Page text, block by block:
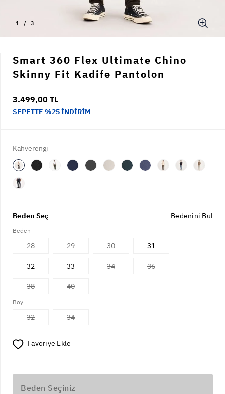
1 / 3
Smart 360 Flex Ultimate Chino
Skinny Fit Kadife Pantolon
3.499,00 TL
SEPETTE %25 İNDİRİM
Kahverengi
Beden Seç Bedenini Bul
Beden
28 29 30 31
32 33 34 36
38 40
Boy
32 34
Favoriye Ekle
Beden Seçiniz